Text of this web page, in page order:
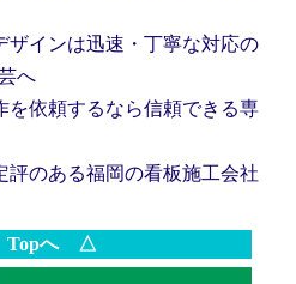
ザインは迅速・丁寧な対応の
へ
を依頼するなら信頼できる専
評のある福岡の看板施工会社
へ △